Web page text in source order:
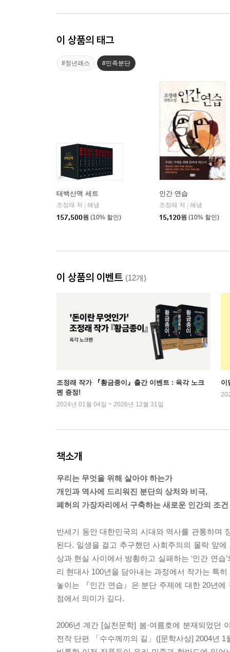
이 상품의 태그
#청년패스 #민족분단
태백산맥 세트
조정래 저
해냄
157,500원 (10% 할인)
인간 연습
조정래 저
해냄
15,120원 (10% 할인)
이 상품의 이벤트 (12개)
조정래 작가 『황금종이』출간 이벤트 : 육각 노크
펜 증정!
2024년 01월 04일 ~ 2026년 12월 31일
이
책소개
우리는 무엇을 위해 살아야 하는가
개인과 역사에 드리워진 분단의 상처와 비극,
폐허의 가장자리에서 구축하는 새로운 인간의 조건
반세기 동안 대한민국의 시대와 역사를 관통하며
된다. 일생을 걸고 추구했던 사회주의의 몰락 앞
상과 현실 사이에서 방황하고 실패하는 ‘인간 연
리 현대사 100년을 담아내는 과정에서 작가는 특
놓이는 『인간 연습』은 분단 주제에 대한 20년
점에서 의미가 깊다.
2006년 계간 [실천문학] 봄·여름호에 분재되었던
전작 단편 「수수께끼의 길」([문학사상] 2004년